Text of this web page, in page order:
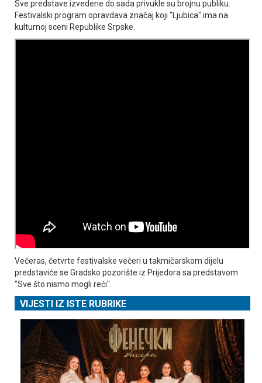
Sve predstave izvedene do sada privukle su brojnu publiku.
Festivalski program opravdava značaj koji "Ljubica" ima na
kulturnoj sceni Republike Srpske.
Večeras, četvrte festivalske večeri u takmičarskom dijelu
predstaviće se Gradsko pozorište iz Prijedora sa predstavom
"Sve što nismo mogli reći".
VIJESTI IZ ISTE RUBRIKE